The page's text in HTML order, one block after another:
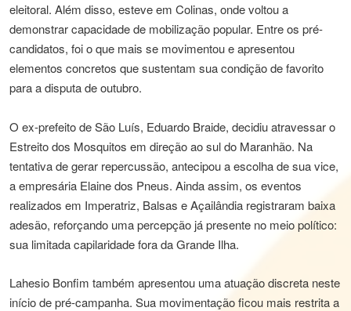
eleitoral. Além disso, esteve em Colinas, onde voltou a
demonstrar capacidade de mobilização popular. Entre os pré-
candidatos, foi o que mais se movimentou e apresentou
elementos concretos que sustentam sua condição de favorito
para a disputa de outubro.
O ex-prefeito de São Luís, Eduardo Braide, decidiu atravessar o
Estreito dos Mosquitos em direção ao sul do Maranhão. Na
tentativa de gerar repercussão, antecipou a escolha de sua vice,
a empresária Elaine dos Pneus. Ainda assim, os eventos
realizados em Imperatriz, Balsas e Açailândia registraram baixa
adesão, reforçando uma percepção já presente no meio político:
sua limitada capilaridade fora da Grande Ilha.
Lahesio Bonfim também apresentou uma atuação discreta neste
início de pré-campanha. Sua movimentação ficou mais restrita a